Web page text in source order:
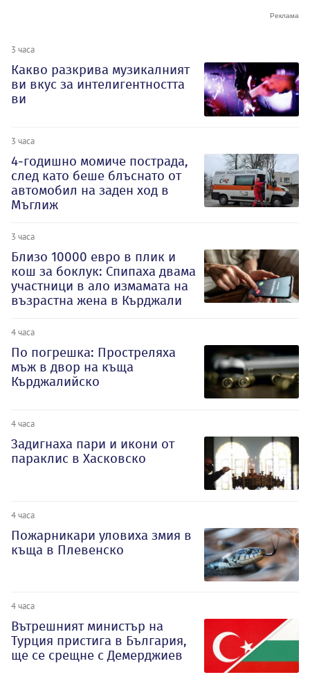
3 часа
Какво разкрива музикалният
ви вкус за интелигентността
ви
3 часа
4-годишно момиче пострада,
след като беше блъснато от
автомобил на заден ход в
Мъглиж
3 часа
Близо 10000 евро в плик и
кош за боклук: Спипаха двама
участници в ало измамата на
възрастна жена в Кърджали
4 часа
По погрешка: Простреляха
мъж в двор на къща
Кърджалийско
4 часа
Задигнаха пари и икони от
параклис в Хасковско
4 часа
Пожарникари уловиха змия в
къща в Плевенско
4 часа
Вътрешният министър на
Турция пристига в България,
ще се срещне с Демерджиев